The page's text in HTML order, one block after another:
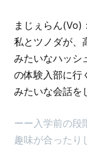
まじぇらん(Vo)：
私とツノダが、
みたいなハッシ
の体験入部に行
みたいな会話を
ーー入学前の段
趣味が合ったり